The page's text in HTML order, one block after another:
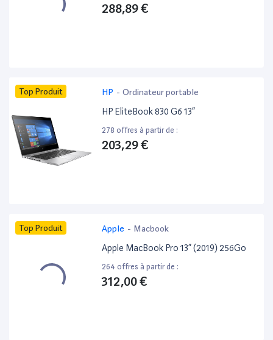
288,89 €
Top Produit HP - Ordinateur portable
HP EliteBook 830 G6 13”
278 offres à partir de :
203,29 €
Top Produit Apple - Macbook
Apple MacBook Pro 13” (2019) 256Go
264 offres à partir de :
312,00 €